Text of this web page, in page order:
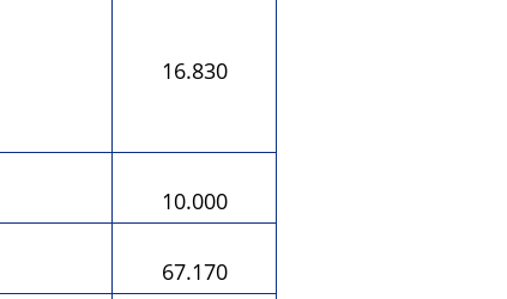
16.830
10.000
67.170